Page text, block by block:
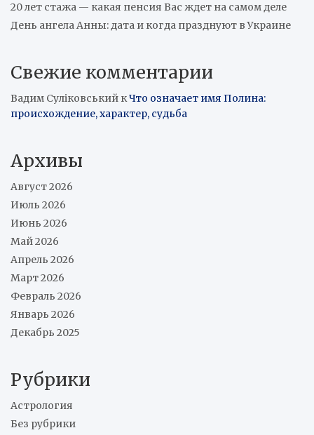
20 лет стажа — какая пенсия Вас ждет на самом деле
День ангела Анны: дата и когда празднуют в Украине
Свежие комментарии
Вадим Суліковський кЧто означает имя Полина:
происхождение, характер, судьба
Архивы
Август 2026
Июль 2026
Июнь 2026
Май 2026
Апрель 2026
Март 2026
Февраль 2026
Январь 2026
Декабрь 2025
Рубрики
Астрология
Без рубрики